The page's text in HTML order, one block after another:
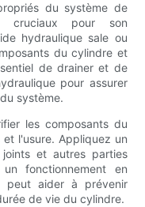
du système de
cruciaux pour son
hydraulique sale ou
du cylindre et
de drainer et de
pour assurer
système.
les composants du
l'usure. Appliquez un
et autres parties
fonctionnement en
peut aider à prévenir
de vie du cylindre.